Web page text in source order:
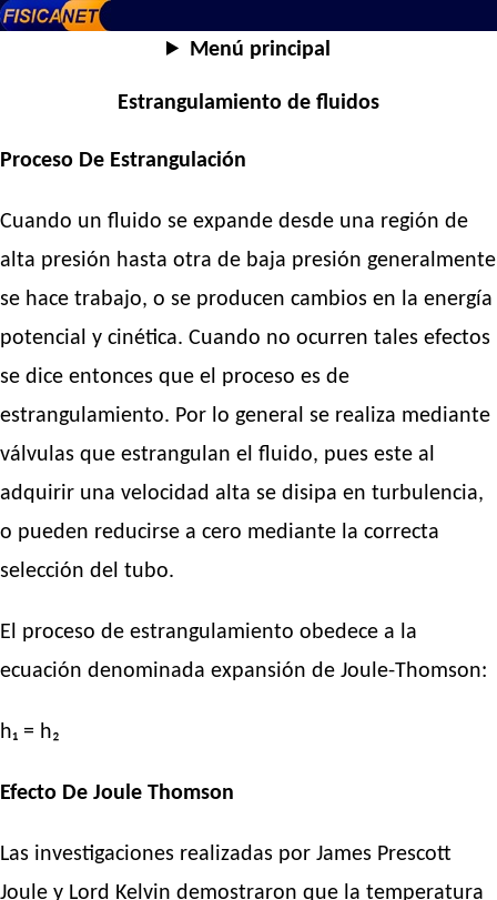
Menú principal
Estrangulamiento de fluidos
Proceso De Estrangulación
Cuando un fluido se expande desde una región de
alta presión hasta otra de baja presión generalmente
se hace trabajo, o se producen cambios en la energía
potencial y cinética. Cuando no ocurren tales efectos
se dice entonces que el proceso es de
estrangulamiento. Por lo general se realiza mediante
válvulas que estrangulan el fluido, pues este al
adquirir una velocidad alta se disipa en turbulencia,
o pueden reducirse a cero mediante la correcta
selección del tubo.
El proceso de estrangulamiento obedece a la
ecuación denominada expansión de Joule-Thomson:
h₁ = h₂
Efecto De Joule Thomson
Las investigaciones realizadas por James Prescott
Joule y Lord Kelvin demostraron que la temperatura